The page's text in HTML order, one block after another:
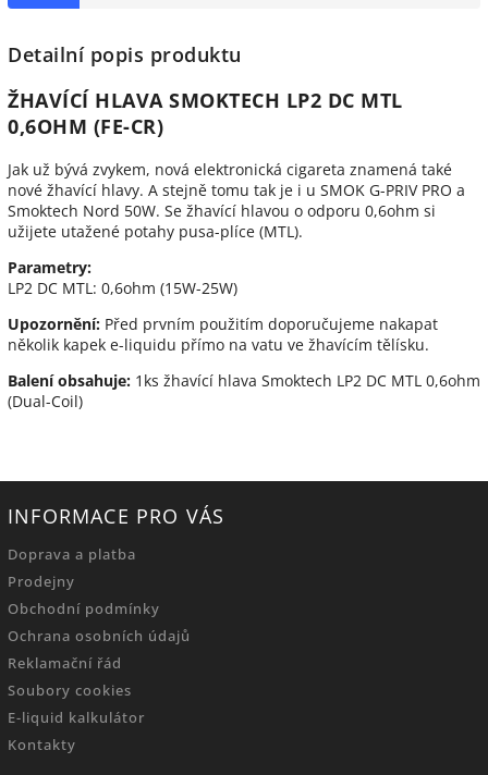
Detailní popis produktu
ŽHAVÍCÍ HLAVA SMOKTECH LP2 DC MTL
0,6OHM (FE-CR)
Jak už bývá zvykem, nová elektronická cigareta znamená také
nové žhavící hlavy. A stejně tomu tak je i u SMOK G-PRIV PRO a
Smoktech Nord 50W. Se žhavící hlavou o odporu 0,6ohm si
užijete utažené potahy pusa-plíce (MTL).
Parametry:
LP2 DC MTL: 0,6ohm (15W-25W)
Upozornění: Před prvním použitím doporučujeme nakapat
několik kapek e-liquidu přímo na vatu ve žhavícím tělísku.
Balení obsahuje: 1ks žhavící hlava Smoktech LP2 DC MTL 0,6ohm
(Dual-Coil)
INFORMACE PRO VÁS
Doprava a platba
Prodejny
Obchodní podmínky
Ochrana osobních údajů
Reklamační řád
Soubory cookies
E-liquid kalkulátor
Kontakty